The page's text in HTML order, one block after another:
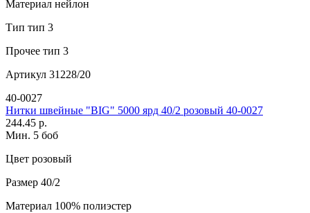
Материал нейлон
Тип тип 3
Прочее тип 3
Артикул 31228/20
40-0027
Нитки швейные "BIG" 5000 ярд 40/2 розовый 40-0027
244.45 р.
Мин. 5 боб
Цвет розовый
Размер 40/2
Материал 100% полиэстер